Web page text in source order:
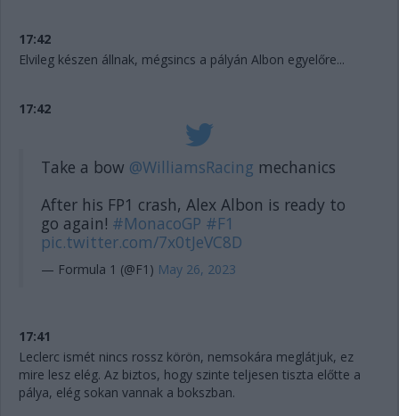
17:42
Elvileg készen állnak, mégsincs a pályán Albon egyelőre...
17:42
Take a bow @WilliamsRacing mechanics
After his FP1 crash, Alex Albon is ready to
go again! #MonacoGP #F1
pic.twitter.com/7x0tJeVC8D
— Formula 1 (@F1) May 26, 2023
17:41
Leclerc ismét nincs rossz körön, nemsokára meglátjuk, ez
mire lesz elég. Az biztos, hogy szinte teljesen tiszta előtte a
pálya, elég sokan vannak a bokszban.